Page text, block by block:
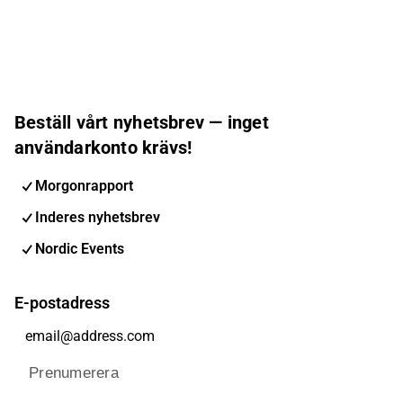
Beställ vårt nyhetsbrev — inget
användarkonto krävs!
Morgonrapport
Inderes nyhetsbrev
Nordic Events
E-postadress
Prenumerera